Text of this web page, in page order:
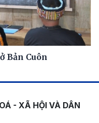
Bản Cuôn
- XÃ HỘI VÀ DÂN